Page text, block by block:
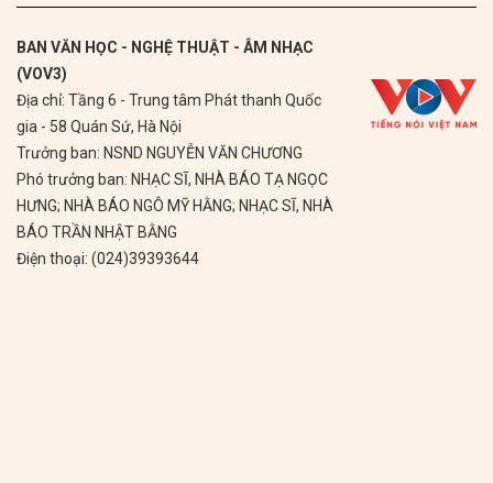
BAN VĂN HỌC - NGHỆ THUẬT - ÂM NHẠC
(VOV3)
Địa chỉ: Tầng 6 - Trung tâm Phát thanh Quốc
gia - 58 Quán Sứ, Hà Nội
Trưởng ban: NSND NGUYỄN VĂN CHƯƠNG
Phó trưởng ban: NHẠC SĨ, NHÀ BÁO TẠ NGỌC
HƯNG; NHÀ BÁO NGÔ MỸ HẰNG; NHẠC SĨ, NHÀ
BÁO TRẦN NHẬT BẰNG
Điện thoại: (024)39393644